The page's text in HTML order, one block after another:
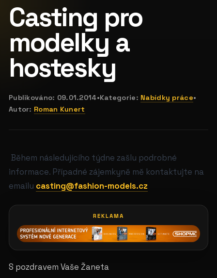
Casting pro
modelky a
hostesky
Publikováno: 09.01.2014•Kategorie: Nabídky práce•
Autor: Roman Kunert
Během následujícího týdne zašlu podrobné
informace. Případné zájemkyně mě kontaktujte na
emailu casting@fashion-models.cz
REKLAMA
S pozdravem Vaše Žaneta